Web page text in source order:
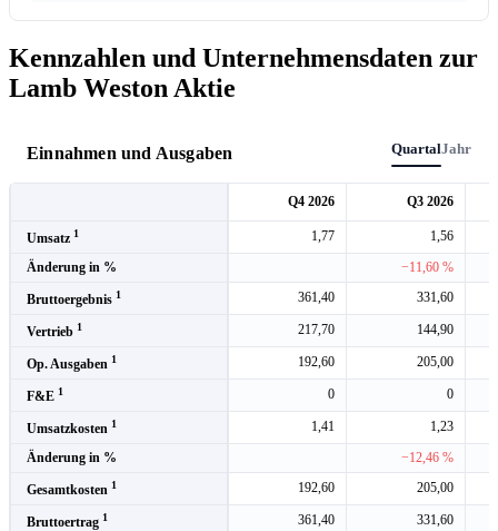
Kennzahlen und Unternehmensdaten zur
Lamb Weston Aktie
Einnahmen und Ausgaben QuartalJahr
Q4 2026 Q3 2026
Umsatz 1 1,77
1,56
Änderung in %
−11,60 %
Bruttoergebnis 1 361,40 331,60
Vertrieb 1 217,70 144,90
Op. Ausgaben 1 192,60 205,00
F&E 1 0 0
Umsatzkosten 1 1,41
1,23
Änderung in %
−12,46 %
Gesamtkosten 1 192,60 205,00
Bruttoertrag 1 361,40 331,60